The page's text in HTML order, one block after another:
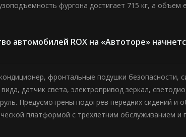
фургона достигает 715 кг, а объем
автомобилей ROX на «Автоторе»
фронтальные подушки безопасности,
датчик света, электропривод зеркал,
Предусмотрены подогрев передних сидений
платформой с трехлетним обслуживанием и